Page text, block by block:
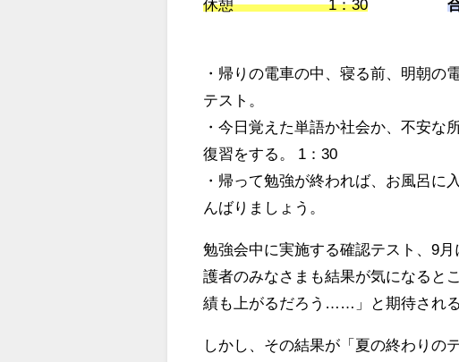
休憩 1：30
・帰りの電車の中、寝る前、明朝の
テスト。
・今日覚えた単語か社会か、不安な
復習をする。 1：30
・帰って勉強が終われば、お風呂に
んばりましょう。
勉強会中に実施する確認テスト、9
護者のみなさまも結果が気になると
績も上がるだろう……」と期待される
しかし、その結果が「夏の終わりの